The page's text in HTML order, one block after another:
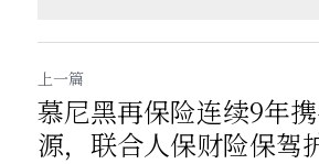
上一篇
慕尼黑再保险连续9年
源，联合人保财险保驾